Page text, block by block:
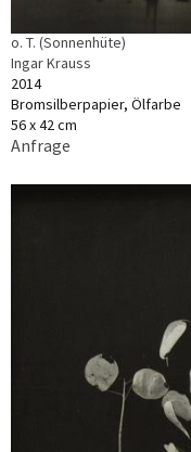
o. T. (Sonnenhüte)
Ingar Krauss
2014
Bromsilberpapier, Ölfarbe
56 x 42 cm
Anfrage